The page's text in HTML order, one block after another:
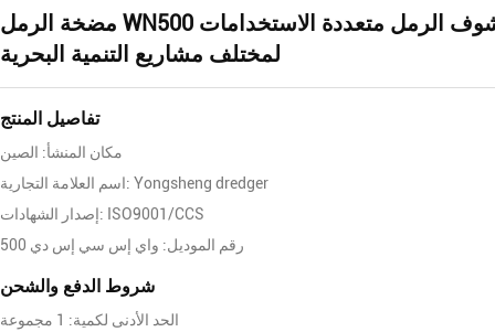
مضخة الرمل WN500 مكشوف الرمل متعددة الاستخدامات
لمختلف مشاريع التنمية البحرية
تفاصيل المنتج
مكان المنشأ: الصين
اسم العلامة التجارية: Yongsheng dredger
إصدار الشهادات: ISO9001/CCS
رقم الموديل: واي إس سي إس دي 500
شروط الدفع والشحن
الحد الأدنى لكمية: 1 مجموعة